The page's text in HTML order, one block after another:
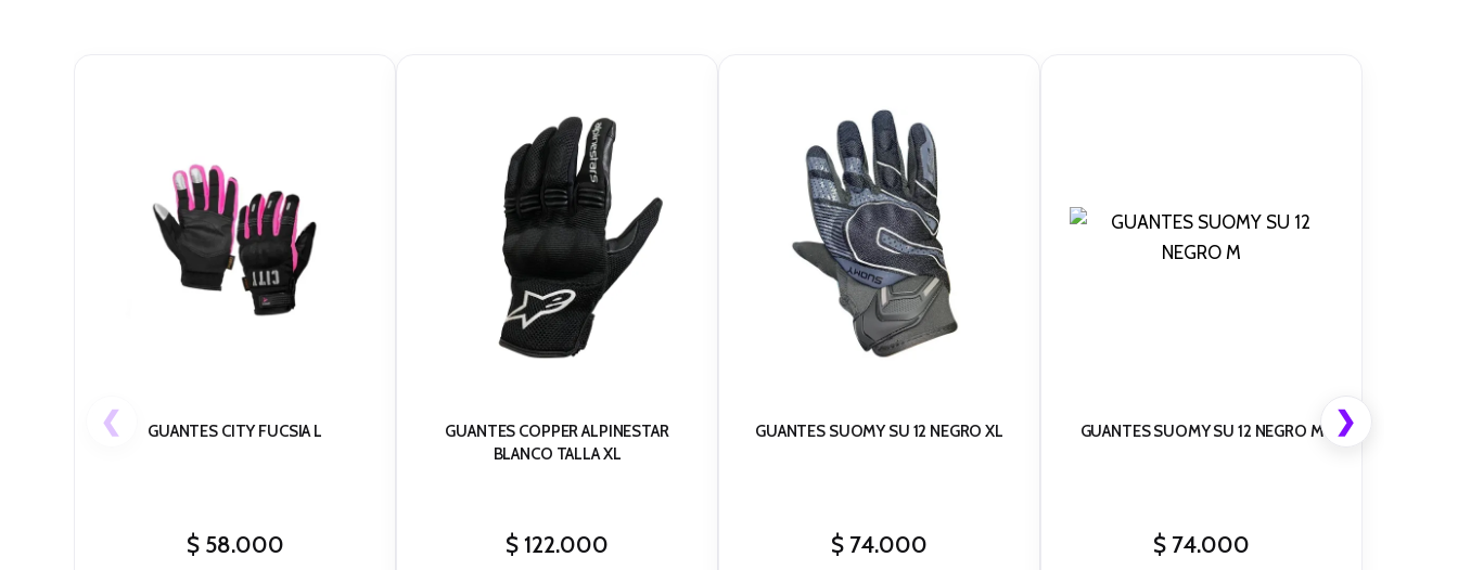
GUANTES CITY FUCSIA L
$58.000
GUANTES COPPER ALPINESTAR
BLANCO TALLA XL
$ 122.000
GUANTES SUOMY SU 12 NEGRO XL
$ 74.000
GUANTES SUOMY SU 12 NEGRO M
$ 74.000
❮ ❯